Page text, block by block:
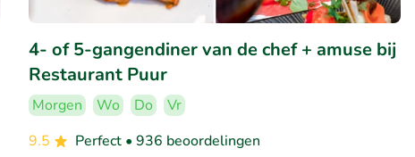
4- of 5-gangendiner van de chef + amuse bij
Restaurant Puur
Morgen Wo Do
Vr
9.5
Perfect • 936 beoordelingen